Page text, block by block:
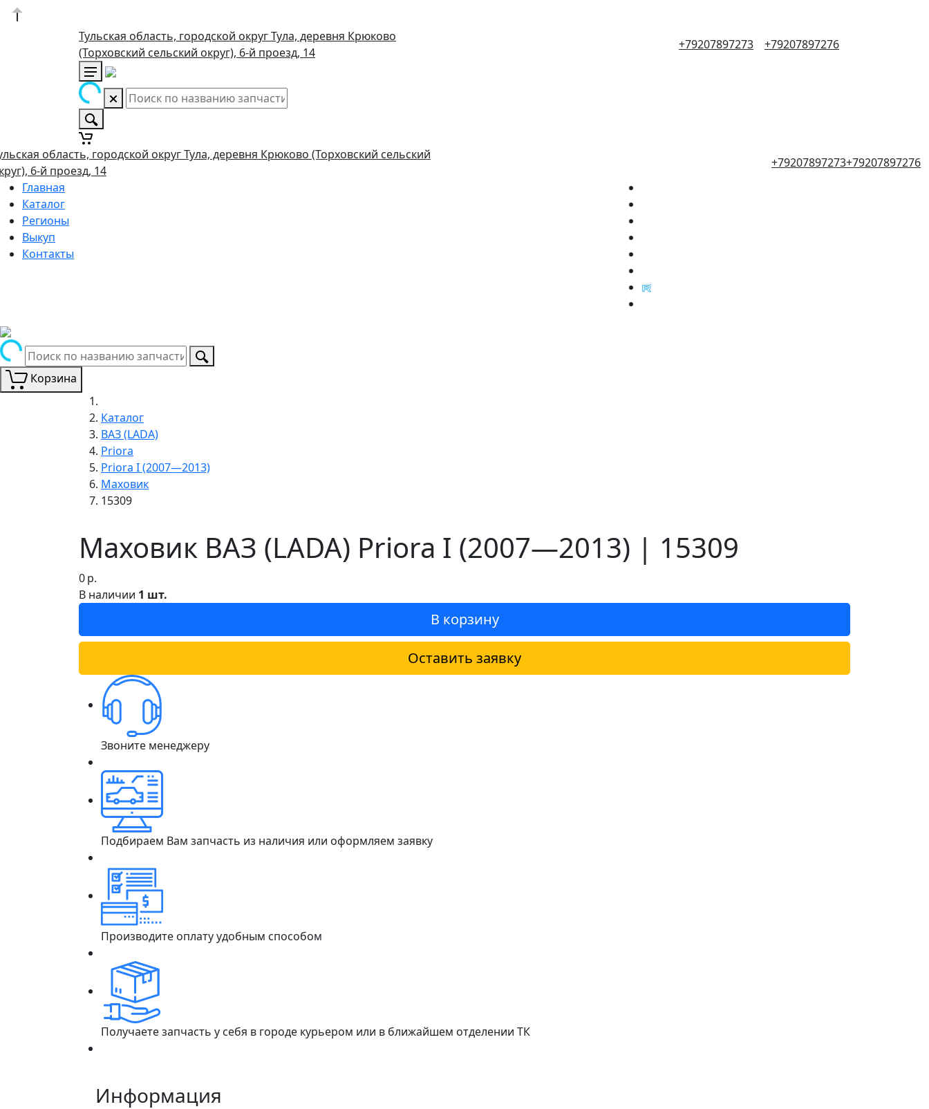
Тульская область, городской округ Тула, деревня Крюково
(Торховский сельский округ), 6-й проезд, 14
+79207897273 +79207897276
область, городской округ Тула, деревня Крюково (Торховский сельский
6-й проезд, 14
+79207897273+79207897276
Главная
Каталог
Регионы
Выкуп
Контакты
Корзина
Каталог
ВАЗ (LADA)
Priora
Priora I (2007—2013)
Маховик
15309
Маховик ВАЗ (LADA) Priora I (2007—2013) | 15309
0р.
В наличии 1 шт.
В корзину
Оставить заявку
Звоните менеджеру
Подбираем Вам запчасть из наличия или оформляем заявку
Производите оплату удобным способом
Получаете запчасть у себя в городе курьером или в ближайшем отделении ТК
Информация